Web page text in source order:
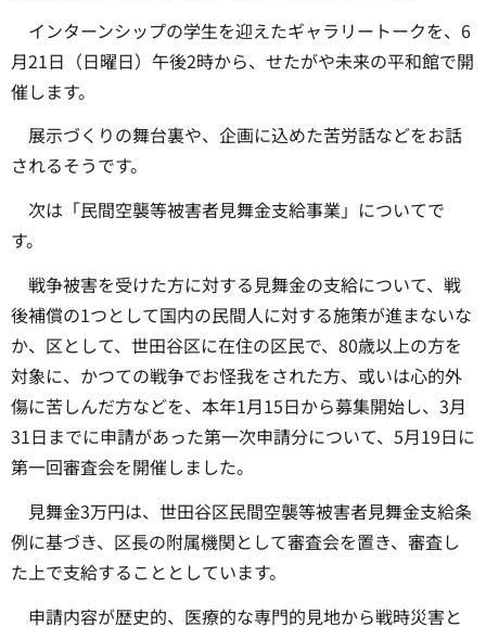
インターンシップの学生を迎えたギャラリートークを、6
月21日（日曜日）午後2時から、せたがや未来の平和館で開
催します。
展示づくりの舞台裏や、企画に込めた苦労話などをお話
されるそうです。
次は「民間空襲等被害者見舞金支給事業」についてで
す。
戦争被害を受けた方に対する見舞金の支給について、戦
後補償の1つとして国内の民間人に対する施策が進まないな
か、区として、世田谷区に在住の区民で、80歳以上の方を
対象に、かつての戦争でお怪我をされた方、或いは心的外
傷に苦しんだ方などを、本年1月15日から募集開始し、3月
31日までに申請があった第一次申請分について、5月19日に
第一回審査会を開催しました。
見舞金3万円は、世田谷区民間空襲等被害者見舞金支給条
例に基づき、区長の附属機関として審査会を置き、審査し
た上で支給することとしています。
申請内容が歴史的、医療的な専門的見地から戦時災害と